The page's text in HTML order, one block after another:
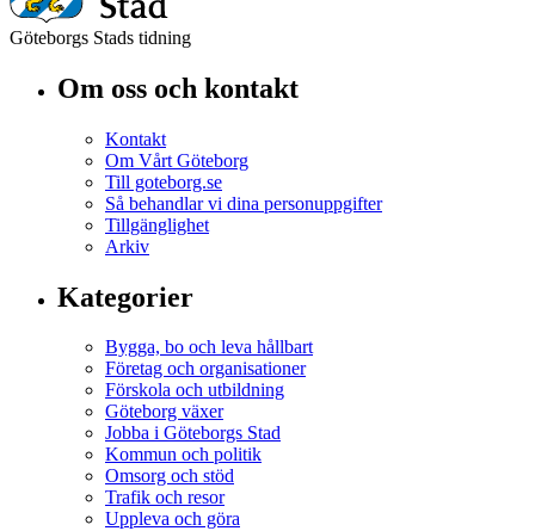
Göteborgs Stads tidning
Om oss och kontakt
Kontakt
Om Vårt Göteborg
Till goteborg.se
Så behandlar vi dina personuppgifter
Tillgänglighet
Arkiv
Kategorier
Bygga, bo och leva hållbart
Företag och organisationer
Förskola och utbildning
Göteborg växer
Jobba i Göteborgs Stad
Kommun och politik
Omsorg och stöd
Trafik och resor
Uppleva och göra